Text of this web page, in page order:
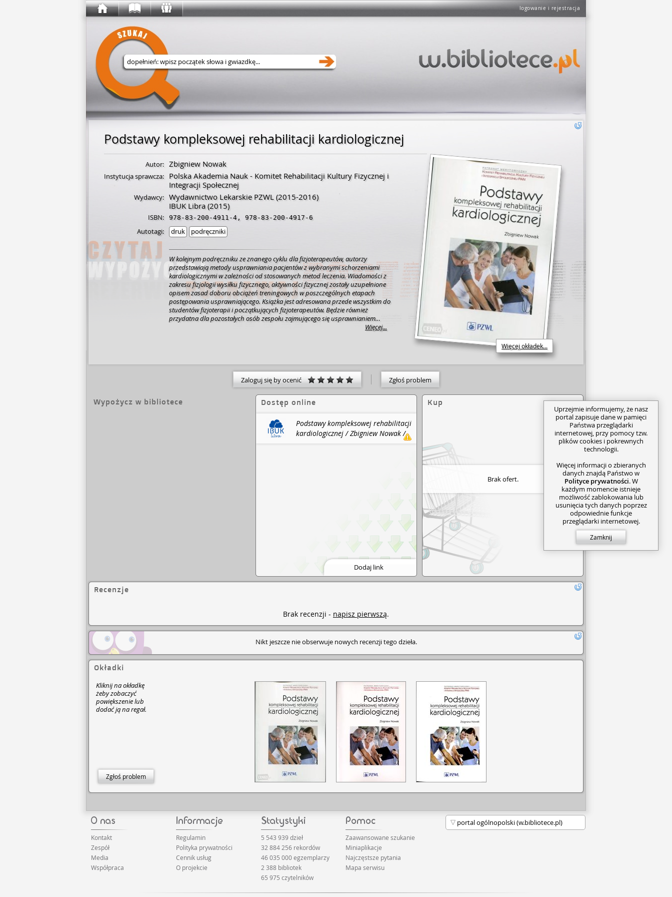
logowanie i rejestracja
Wyszukaj w serwisie
Podstawy kompleksowej rehabilitacji kardiologicznej
Więcej okładek...
Autor: Zbigniew Nowak
Instytucja sprawcza:
Polska Akademia Nauk - Komitet Rehabilitacji Kultury Fizycznej i
Integracji Społecznej
Wydawcy: Wydawnictwo Lekarskie PZWL (2015-2016)
IBUK Libra(2015)
ISBN: 978-83-200-4911-4 , 978-83-200-4917-6
Autotagi: druk podręczniki
W kolejnym podręczniku ze znanego cyklu dla fizjoterapeutów, autorzy
przedstawiają metody usprawniania pacjentów z wybranymi schorzeniami
kardiologicznymi w zależności od stosowanych metod leczenia. Wiadomości z
zakresu fizjologii wysiłku fizycznego, aktywności fizycznej zostały uzupełnione
opisem zasad doboru obciążeń treningowych w poszczególnych etapach
postępowania usprawniającego. Książka jest adresowana przede wszystkim do
studentów fizjoterapii i początkujących fizjoterapeutów. Będzie również
przydatna dla pozostałych osób zespołu zajmującego się usprawnianiem
Więcej...
Zaloguj się by ocenić Zgłoś problem
Wypożycz w bibliotece Dostęp online
Podstawy kompleksowej rehabilitacji
kardiologicznej / Zbigniew Nowak /
PZWL Wydawnictwo Lekarskie ; IBUK
Dodaj link
Kup
Brak ofert.
Recenzje
Brak recenzji - napisz pierwszą.
Nikt jeszcze nie obserwuje nowych recenzji tego dzieła.
Okładki
Kliknij na okładkę
żeby zobaczyć
powiększenie lub
dodać ją na regał.
Zgłoś problem
Kontakt
Zespół
Media
Współpraca
Regulamin
Polityka prywatności
Cennik usług
O projekcie
5 543 939 dzieł
32 884 256 rekordów
46 035 000 egzemplarzy
2 388 bibliotek
65 975 czytelników
Zaawansowane szukanie
Miniaplikacje
Najczęstsze pytania
Mapa serwisu
Uprzejmie informujemy, że nasz
portal zapisuje dane w pamięci
Państwa przeglądarki
internetowej, przy pomocy tzw.
plików cookies i pokrewnych
technologii.
Więcej informacji o zbieranych
danych znajdą Państwo w
Polityce prywatności. W
każdym momencie istnieje
możliwość zablokowania lub
usunięcia tych danych poprzez
odpowiednie funkcje
przeglądarki internetowej.
Zamknij